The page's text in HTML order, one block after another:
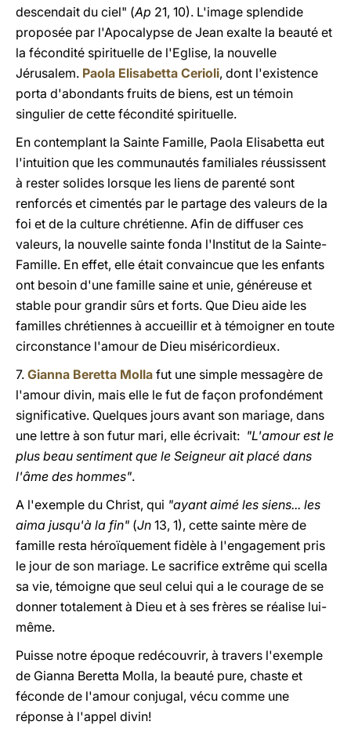
descendait du ciel" (Ap 21, 10). L'image splendide
proposée par l'Apocalypse de Jean exalte la beauté et
la fécondité spirituelle de l'Eglise, la nouvelle
Jérusalem. Paola Elisabetta Cerioli, dont l'existence
porta d'abondants fruits de biens, est un témoin
singulier de cette fécondité spirituelle.
En contemplant la Sainte Famille, Paola Elisabetta eut
l'intuition que les communautés familiales réussissent
à rester solides lorsque les liens de parenté sont
renforcés et cimentés par le partage des valeurs de la
foi et de la culture chrétienne. Afin de diffuser ces
valeurs, la nouvelle sainte fonda l'Institut de la Sainte-
Famille. En effet, elle était convaincue que les enfants
ont besoin d'une famille saine et unie, généreuse et
stable pour grandir sûrs et forts. Que Dieu aide les
familles chrétiennes à accueillir et à témoigner en toute
circonstance l'amour de Dieu miséricordieux.
7. Gianna Beretta Molla fut une simple messagère de
l'amour divin, mais elle le fut de façon profondément
significative. Quelques jours avant son mariage, dans
une lettre à son futur mari, elle écrivait: "L'amour est le
plus beau sentiment que le Seigneur ait placé dans
l'âme des hommes".
A l'exemple du Christ, qui "ayant aimé les siens... les
aima jusqu'à la fin" (Jn 13, 1), cette sainte mère de
famille resta héroïquement fidèle à l'engagement pris
le jour de son mariage. Le sacrifice extrême qui scella
sa vie, témoigne que seul celui qui a le courage de se
donner totalement à Dieu et à ses frères se réalise lui-
même.
Puisse notre époque redécouvrir, à travers l'exemple
de Gianna Beretta Molla, la beauté pure, chaste et
féconde de l'amour conjugal, vécu comme une
réponse à l'appel divin!